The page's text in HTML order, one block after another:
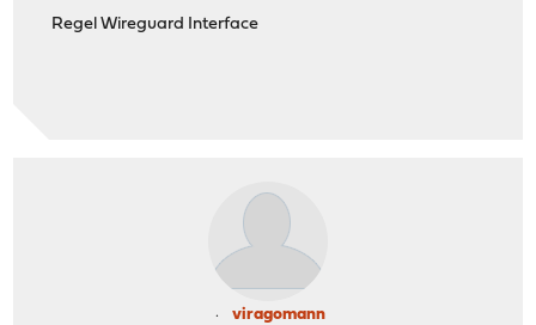
Regel Wireguard Interface
viragomann